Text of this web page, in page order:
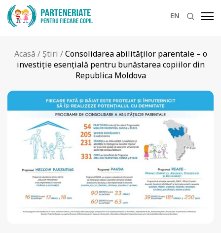
EN
Acasă / Știri /Consolidarea abilităților parentale – o
investiție esențială pentru bunăstarea copiilor din
Republica Moldova